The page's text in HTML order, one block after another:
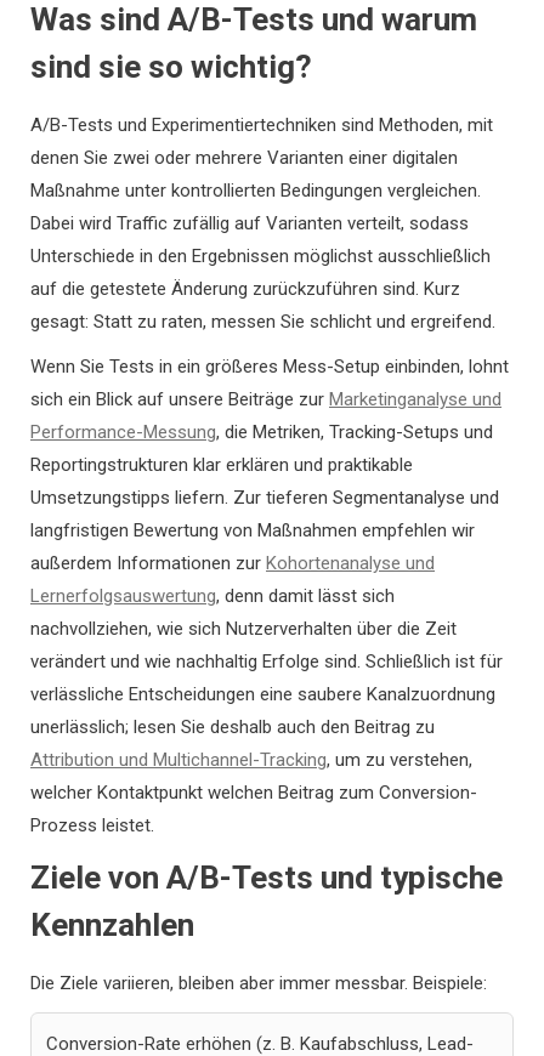
Was sind A/B-Tests und warum
sind sie so wichtig?
A/B-Tests und Experimentiertechniken sind Methoden, mit
denen Sie zwei oder mehrere Varianten einer digitalen
Maßnahme unter kontrollierten Bedingungen vergleichen.
Dabei wird Traffic zufällig auf Varianten verteilt, sodass
Unterschiede in den Ergebnissen möglichst ausschließlich
auf die getestete Änderung zurückzuführen sind. Kurz
gesagt: Statt zu raten, messen Sie schlicht und ergreifend.
Wenn Sie Tests in ein größeres Mess-Setup einbinden, lohnt
sich ein Blick auf unsere Beiträge zur Marketinganalyse und
Performance-Messung, die Metriken, Tracking-Setups und
Reportingstrukturen klar erklären und praktikable
Umsetzungstipps liefern. Zur tieferen Segmentanalyse und
langfristigen Bewertung von Maßnahmen empfehlen wir
außerdem Informationen zur Kohortenanalyse und
Lernerfolgsauswertung, denn damit lässt sich
nachvollziehen, wie sich Nutzerverhalten über die Zeit
verändert und wie nachhaltig Erfolge sind. Schließlich ist für
verlässliche Entscheidungen eine saubere Kanalzuordnung
unerlässlich; lesen Sie deshalb auch den Beitrag zu
Attribution und Multichannel-Tracking, um zu verstehen,
welcher Kontaktpunkt welchen Beitrag zum Conversion-
Prozess leistet.
Ziele von A/B-Tests und typische
Kennzahlen
Die Ziele variieren, bleiben aber immer messbar. Beispiele:
Conversion-Rate erhöhen (z. B. Kaufabschluss, Lead-